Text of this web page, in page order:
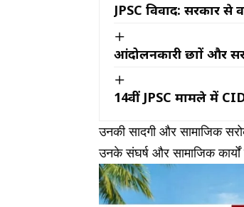
JPSC विवाद: सरकार से
आंदोलनकारी छात्रों और
14वीं JPSC मामले में
उनकी सादगी और सामाजिक
उनके संघर्ष और सामाजिक कार्यों